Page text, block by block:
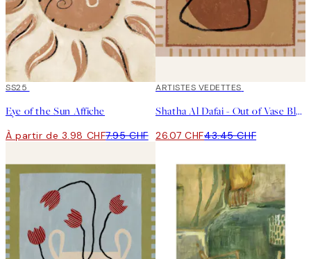
50%*
SS25
Eye of the Sun Affiche
À partir de 3.98 CHF7.95 CHF
40%*
ARTISTES VEDETTES
Shatha Al Dafai - Out of Vase Blooms 2 Affiche
26.07 CHF43.45 CHF